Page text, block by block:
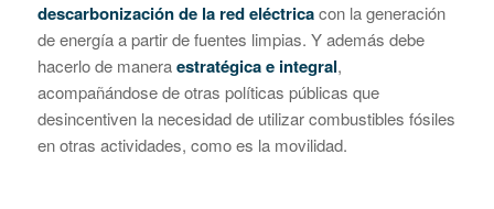
descarbonización de la red eléctricacon la generación
de energía a partir de fuentes limpias. Y además debe
hacerlo de maneraestratégica e integral,
acompañándose de otras políticas públicas que
desincentiven la necesidad de utilizar combustibles fósiles
en otras actividades, como es la movilidad.